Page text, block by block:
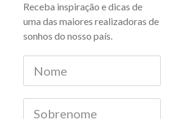
Receba inspiração e dicas de
uma das maiores realizadoras de
sonhos do nosso país.